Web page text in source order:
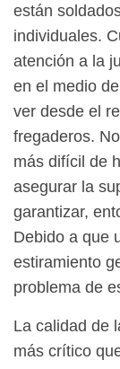
están
individuales.
atención a la
en el medio
ver desde el
fregaderos.
más difícil de
asegurar la
garantizar,
Debido a que
estiramiento
problema de
La calidad de
más crítico